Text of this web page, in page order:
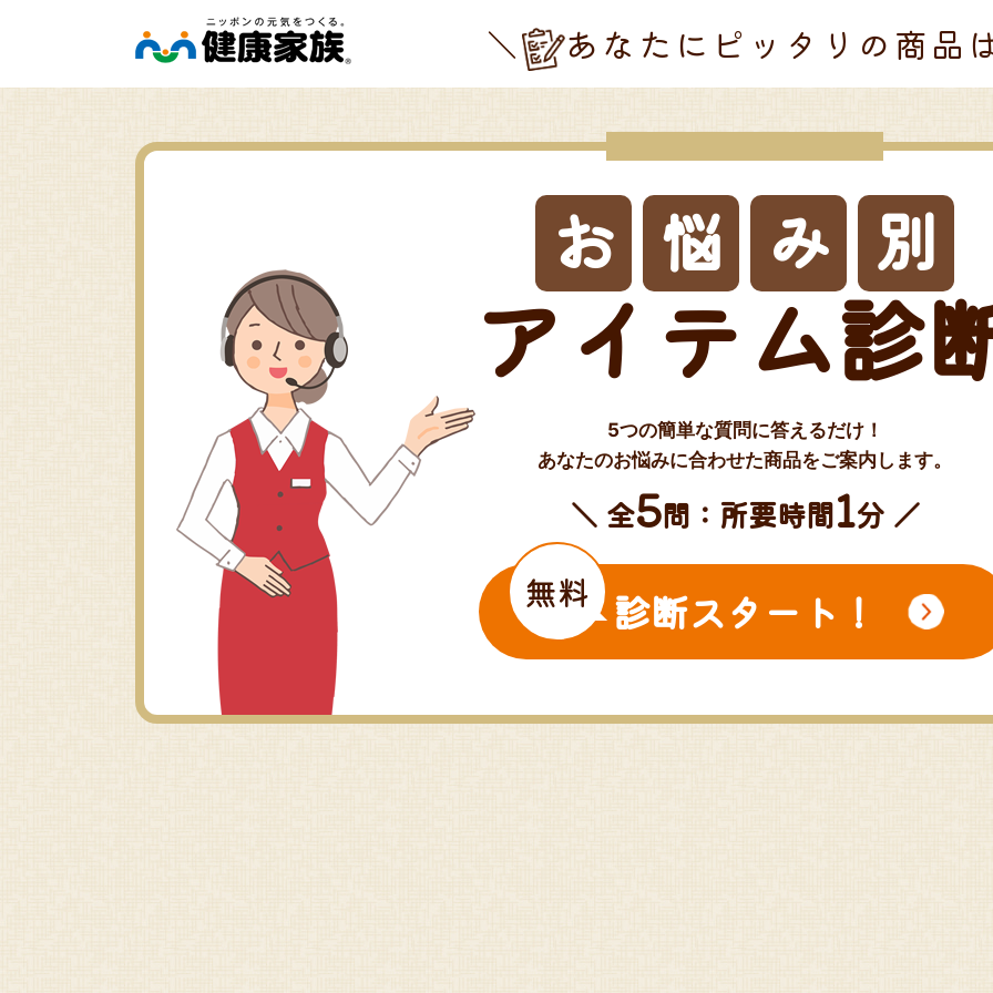
あなたにピッタリの商品
お 悩 み 別
アイテム診
5つの簡単な質問に答えるだけ！
あなたのお悩みに合わせた商品をご案内します。
＼ 全5問：所要時間1分 ／
無料 診断スタート！